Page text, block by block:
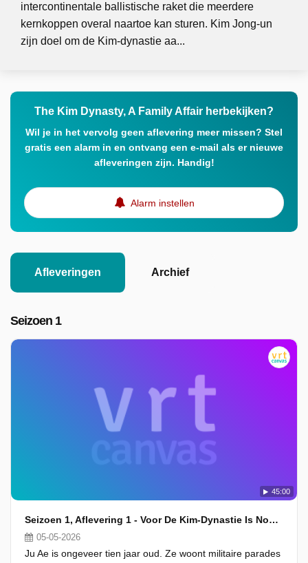
intercontinentale ballistische raket die meerdere
kernkoppen overal naartoe kan sturen. Kim Jong-un
zijn doel om de Kim-dynastie aa...
The Kim Dynasty, A Family Affair herbekijken?
Wil je in het vervolg geen aflevering meer missen? Stel
gratis een alarm in en ontvang een e-mail als er nieuwe
afleveringen zijn. Handig!
Alarm instellen
Afleveringen Archief
Seizoen 1
45:00
Seizoen 1, Aflevering 1 - Voor De Kim-Dynastie Is Noord-Korea Een Familieaangelegenheid
05-05-2026
Ju Ae is ongeveer tien jaar oud. Ze woont militaire parades